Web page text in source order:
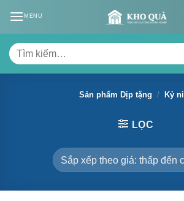
MENU
Tìm
kiếm:
Sản phẩm Dịp tặng / Kỷ
LỌC